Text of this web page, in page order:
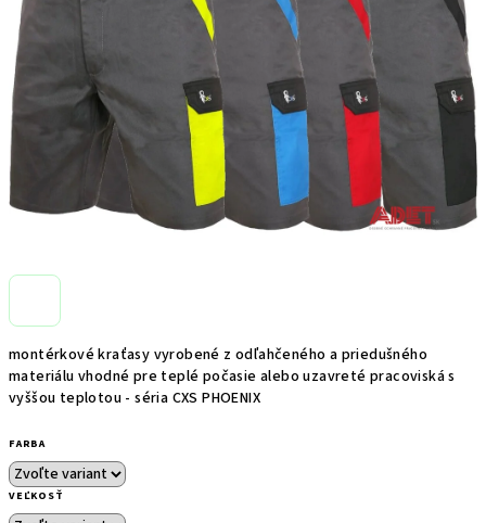
montérkové kraťasy vyrobené z odľahčeného a priedušného
materiálu vhodné pre teplé počasie alebo uzavreté pracoviská s
vyššou teplotou - séria CXS PHOENIX
FARBA
VEĽKOSŤ